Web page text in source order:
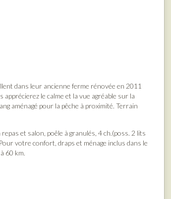
dans leur ancienne ferme rénovée en 2011
le calme et la vue agréable sur la
aménagé pour la pêche à proximité. Terrain
et salon, poêle à granulés, 4 ch.(poss. 2 lits
votre confort, draps et ménage inclus dans le
60 km.